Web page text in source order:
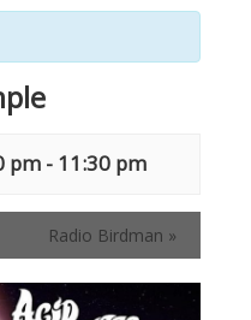
pm - 11:30 pm
Radio Birdman »